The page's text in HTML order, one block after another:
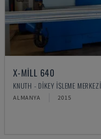
X-MILL 640
KNUTH - DIKEY İŞLEME MERKEZI
ALMANYA 2015